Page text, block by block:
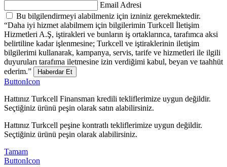
Email Adresi
Bu bilgilendirmeyi alabilmeniz için izniniz gerekmektedir.
“Daha iyi hizmet alabilmem için bilgilerimin Turkcell İletişim
Hizmetleri A.Ş, iştirakleri ve bunların iş ortaklarınca, tarafımca aksi
belirtiline kadar işlenmesine; Turkcell ve iştiraklerinin iletişim
bilgilerimi kullanarak, kampanya, servis, tarife ve hizmetleri ile ilgili
duyuruları tarafıma iletmesine izin verdiğimi kabul, beyan ve taahhüt
ederim.”
Haberdar Et
ButtonIcon
Hattınız Turkcell Finansman kredili tekliflerimize uygun değildir.
Seçtiğiniz ürünü peşin olarak satın alabilirsiniz.
Hattınız Turkcell peşine kontratlı tekliflerimize uygun değildir.
Seçtiğiniz ürünü peşin olarak alabilirsiniz.
Tamam
ButtonIcon